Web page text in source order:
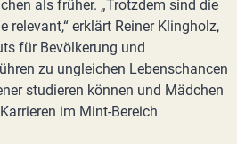
als früher. „Trotzdem sind die
relevant,“ erklärt Reiner Klingholz,
für Bevölkerung und
zu ungleichen Lebenschancen
studieren können und Mädchen
im Mint-Bereich